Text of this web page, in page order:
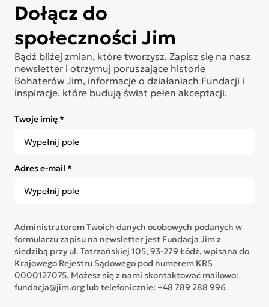
Dołącz do
społeczności Jim
Bądź bliżej zmian, które tworzysz. Zapisz się na nasz
newsletter i otrzymuj poruszające historie
Bohaterów Jim, informacje o działaniach Fundacji i
inspiracje, które budują świat pełen akceptacji.
Twoje imię *
Adres e-mail *
Administratorem Twoich danych osobowych podanych w
formularzu zapisu na newsletter jest Fundacja Jim z
siedzibą przy ul. Tatrzańskiej 105, 93-279 Łódź, wpisana do
Krajowego Rejestru Sądowego pod numerem KRS
0000127075. Możesz się z nami skontaktować mailowo:
fundacja@jim.org lub telefonicznie: +48 789 288 996